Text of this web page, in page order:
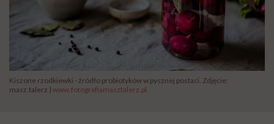
Kiszone rzodkiewki - źródło probiotyków w pysznej postaci. Zdjęcie:
masz.talerz | www.fotografiamasztalerz.pl